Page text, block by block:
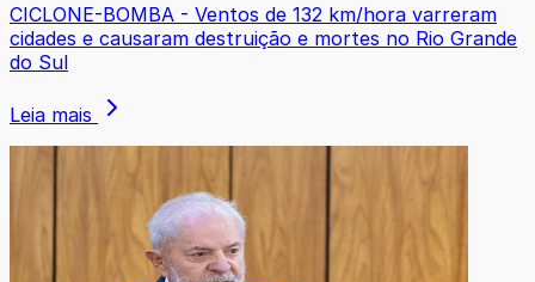
CICLONE-BOMBA - Ventos de 132 km/hora varreram
cidades e causaram destruição e mortes no Rio Grande
do Sul
Leia mais